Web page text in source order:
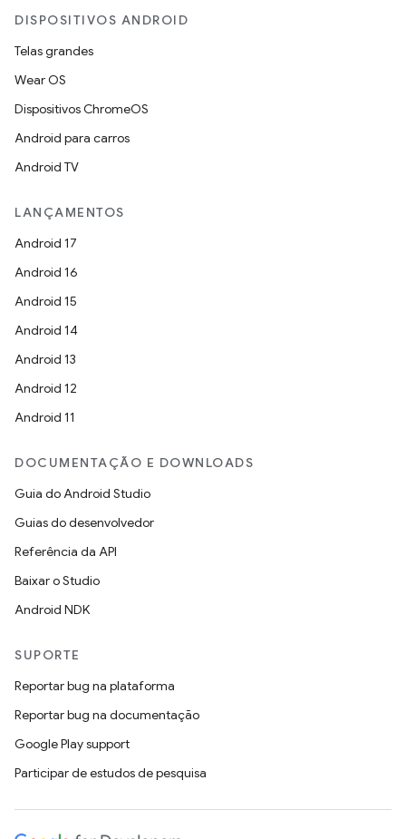
DISPOSITIVOS ANDROID
Telas grandes
Wear OS
Dispositivos ChromeOS
Android para carros
Android TV
LANÇAMENTOS
Android 17
Android 16
Android 15
Android 14
Android 13
Android 12
Android 11
DOCUMENTAÇÃO E DOWNLOADS
Guia do Android Studio
Guias do desenvolvedor
Referência da API
Baixar o Studio
Android NDK
SUPORTE
Reportar bug na plataforma
Reportar bug na documentação
Google Play support
Participar de estudos de pesquisa